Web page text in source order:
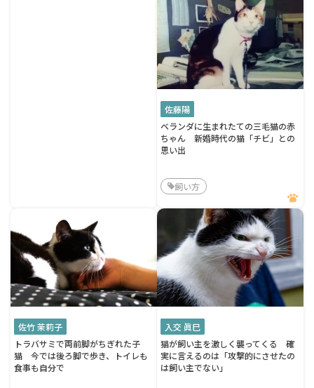
佐藤陽
ベランダに生まれたての三毛猫の赤
ちゃん 新婚時代の猫「チビ」との
思い出
飼い方
佐竹 茉莉子
トラバサミで両前脚がちぎれた子
猫 今では後ろ脚で歩き、トイレも
食事も自分で
入交 眞巳
猫が飼い主を激しく襲ってくる 確
実に言えるのは「攻撃的にさせたの
は飼い主でない」